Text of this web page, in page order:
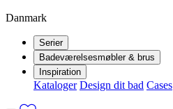
Danmark
Serier
Badeværelsesmøbler & brus
Inspiration
Kataloger Design dit bad Cases